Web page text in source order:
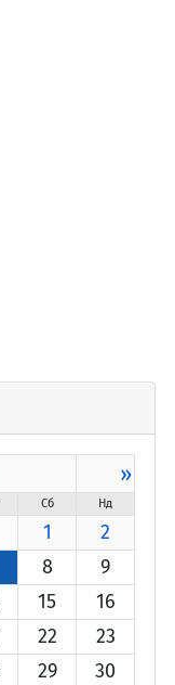
»
Сб Нд
1
2
8
9
15
16
22
23
29
30